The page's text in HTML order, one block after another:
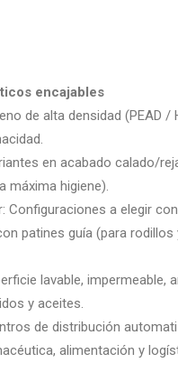
encajables
de alta densidad (PEAD /
en acabado calado/
máxima higiene).
Configuraciones a elegir
patines guía (para rodillos
lavable, impermeable,
y aceites.
de distribución
alimentación y